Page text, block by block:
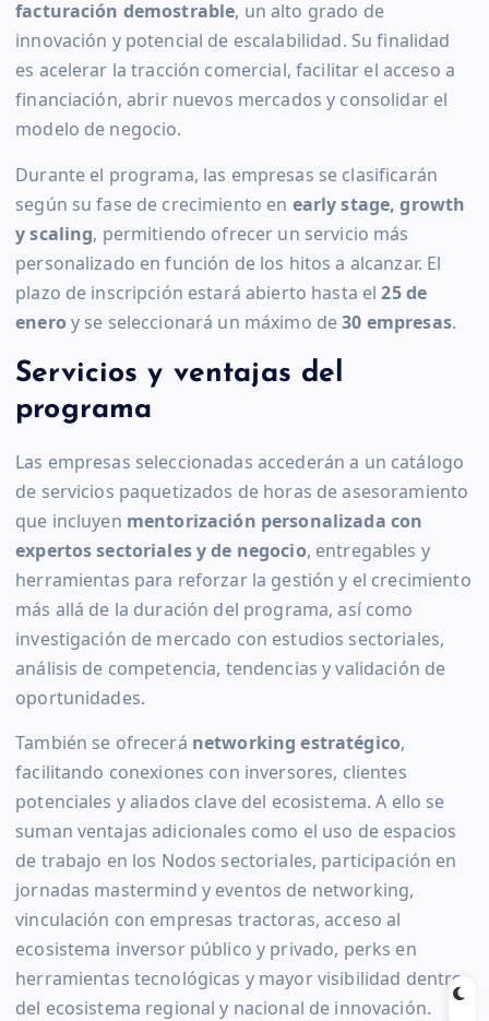
facturación demostrable, un alto grado de
innovación y potencial de escalabilidad. Su finalidad
es acelerar la tracción comercial, facilitar el acceso a
financiación, abrir nuevos mercados y consolidar el
modelo de negocio.
Durante el programa, las empresas se clasificarán
según su fase de crecimiento en early stage, growth
y scaling, permitiendo ofrecer un servicio más
personalizado en función de los hitos a alcanzar. El
plazo de inscripción estará abierto hasta el25 de
enero y se seleccionará un máximo de30 empresas.
Servicios y ventajas del
programa
Las empresas seleccionadas accederán a un catálogo
de servicios paquetizados de horas de asesoramiento
que incluyen mentorización personalizada con
expertos sectoriales y de negocio, entregables y
herramientas para reforzar la gestión y el crecimiento
más allá de la duración del programa, así como
investigación de mercado con estudios sectoriales,
análisis de competencia, tendencias y validación de
oportunidades.
También se ofrecerá networking estratégico,
facilitando conexiones con inversores, clientes
potenciales y aliados clave del ecosistema. A ello se
suman ventajas adicionales como el uso de espacios
de trabajo en los Nodos sectoriales, participación en
jornadas mastermind y eventos de networking,
vinculación con empresas tractoras, acceso al
ecosistema inversor público y privado, perks en
herramientas tecnológicas y mayor visibilidad dentro
del ecosistema regional y nacional de innovación.